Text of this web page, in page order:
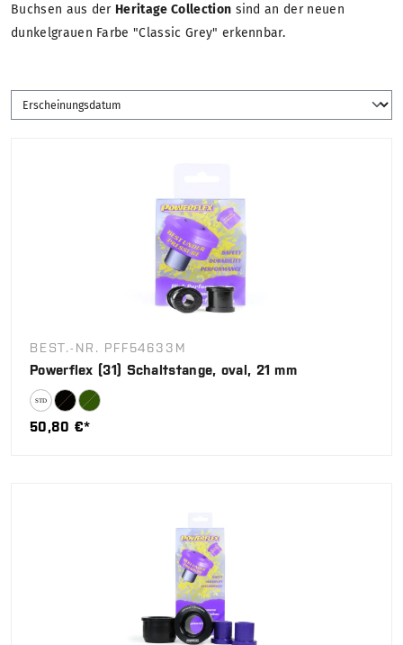
Buchsen aus der Heritage Collection sind an der neuen
dunkelgrauen Farbe "Classic Grey" erkennbar.
BEST.-NR. PFF54633M
Powerflex (31) Schaltstange, oval, 21 mm
50,80 €*